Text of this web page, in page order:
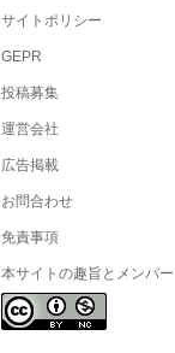
サイトポリシー
GEPR
投稿募集
運営会社
広告掲載
お問合わせ
免責事項
本サイトの趣旨とメンバー